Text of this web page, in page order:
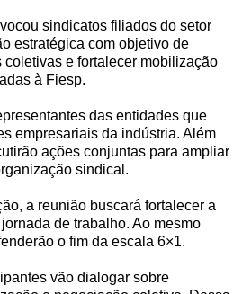
sindicatos filiados do setor
estratégica com objetivo de
coletivas e fortalecer mobilização
à Fiesp.
das entidades que
empresariais da indústria. Além
ações conjuntas para ampliar
sindical.
a reunião buscará fortalecer a
de trabalho. Ao mesmo
o fim da escala 6×1.
vão dialogar sobre